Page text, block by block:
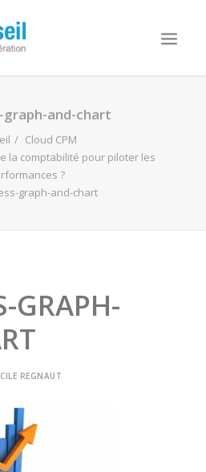
graph-and-chart
Cloud CPM
la comptabilité pour piloter les
?
graph-and-chart
GRAPH-
REGNAUT